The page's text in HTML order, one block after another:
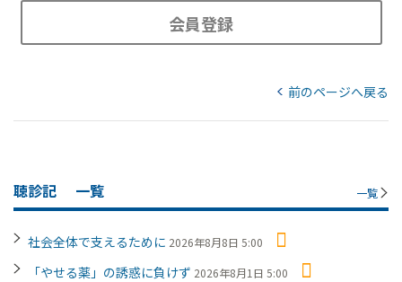
会員登録
前のページへ戻る
聴診記 一覧 一覧
社会全体で支えるために 2026年8月8日 5:00
「やせる薬」の誘惑に負けず 2026年8月1日 5:00